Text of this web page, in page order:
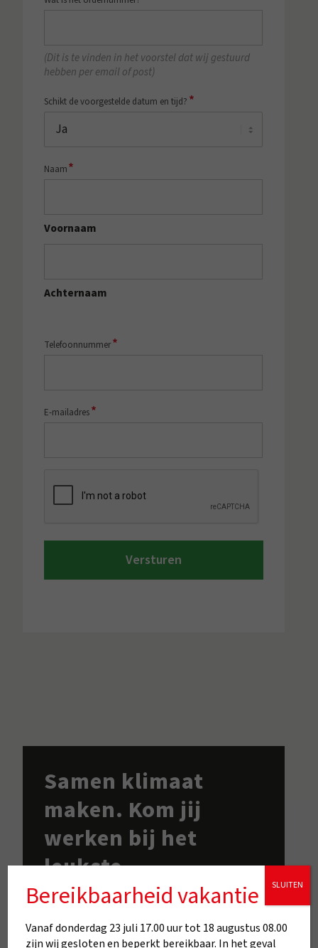
(Dit is te vinden in het voorstel dat wij gestuurd
hebben per email of post)
Schikt de voorgestelde datum en tijd? *
Naam*
Voornaam
Achternaam
Telefoonnummer*
E-mailadres*
Versturen
Samen klimaat
maken. Kom jij
werken bij het
leukste
installatiebedrijf
van Zuid-Limburg?
Bereikbaarheid vakantie
Vanaf donderdag 23 juli 17.00 uur tot 18 augustus 08.00
zijn wij gesloten en beperkt bereikbaar. In het geval
SLUITEN